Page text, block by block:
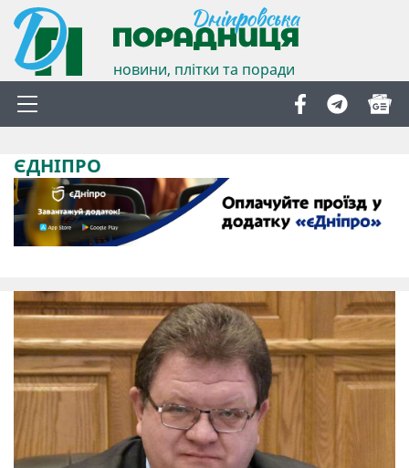
новини, плітки та поради
ЄДНІПРО